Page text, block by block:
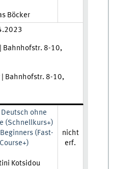
Böcker
Bahnhofstr. 8-10,
| Bahnhofstr. 8-10,
ohne
(Schnellkurs+)
(Fast-
Kotsidou
nicht
erf.